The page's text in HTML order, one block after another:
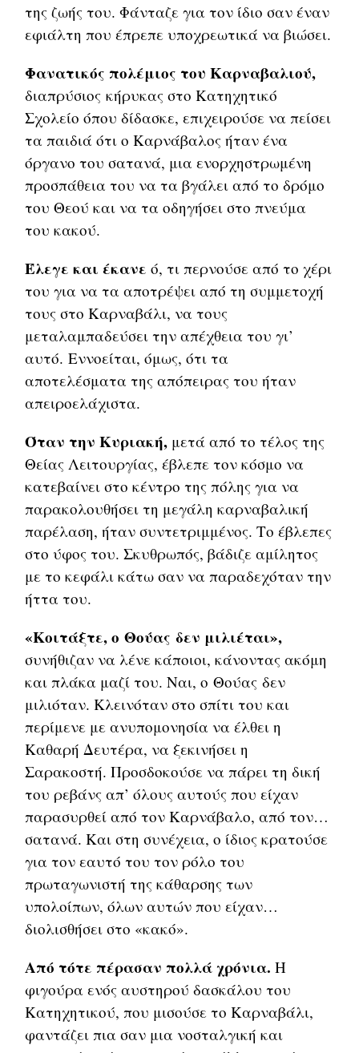
της ζωής του. Φάνταζε για τον ίδιο σαν έναν
εφιάλτη που έπρεπε υποχρεωτικά να βιώσει.
Φανατικός πολέμιος του Καρναβαλιού,
διαπρύσιος κήρυκας στο Κατηχητικό
Σχολείο όπου δίδασκε, επιχειρούσε να πείσει
τα παιδιά ότι ο Καρνάβαλος ήταν ένα
όργανο του σατανά, μια ενορχηστρωμένη
προσπάθεια του να τα βγάλει από το δρόμο
του Θεού και να τα οδηγήσει στο πνεύμα
του κακού.
Έλεγε και έκανε ό, τι περνούσε από το χέρι
του για να τα αποτρέψει από τη συμμετοχή
τους στο Καρναβάλι, να τους
μεταλαμπαδεύσει την απέχθεια του γι’
αυτό. Εννοείται, όμως, ότι τα
αποτελέσματα της απόπειρας του ήταν
απειροελάχιστα.
Όταν την Κυριακή, μετά από το τέλος της
Θείας Λειτουργίας, έβλεπε τον κόσμο να
κατεβαίνει στο κέντρο της πόλης για να
παρακολουθήσει τη μεγάλη καρναβαλική
παρέλαση, ήταν συντετριμμένος. Το έβλεπες
στο ύφος του. Σκυθρωπός, βάδιζε αμίλητος
με το κεφάλι κάτω σαν να παραδεχόταν την
ήττα του.
«Κοιτάξτε, ο Θούας δεν μιλιέται»,
συνήθιζαν να λένε κάποιοι, κάνοντας ακόμη
και πλάκα μαζί του. Ναι, ο Θούας δεν
μιλιόταν. Κλεινόταν στο σπίτι του και
περίμενε με ανυπομονησία να έλθει η
Καθαρή Δευτέρα, να ξεκινήσει η
Σαρακοστή. Προσδοκούσε να πάρει τη δική
του ρεβάνς απ’ όλους αυτούς που είχαν
παρασυρθεί από τον Καρνάβαλο, από τον…
σατανά. Και στη συνέχεια, ο ίδιος κρατούσε
για τον εαυτό του τον ρόλο του
πρωταγωνιστή της κάθαρσης των
υπολοίπων, όλων αυτών που είχαν…
διολισθήσει στο «κακό».
Από τότε πέρασαν πολλά χρόνια. Η
φιγούρα ενός αυστηρού δασκάλου του
Κατηχητικού, που μισούσε το Καρναβάλι,
φαντάζει πια σαν μια νοσταλγική και